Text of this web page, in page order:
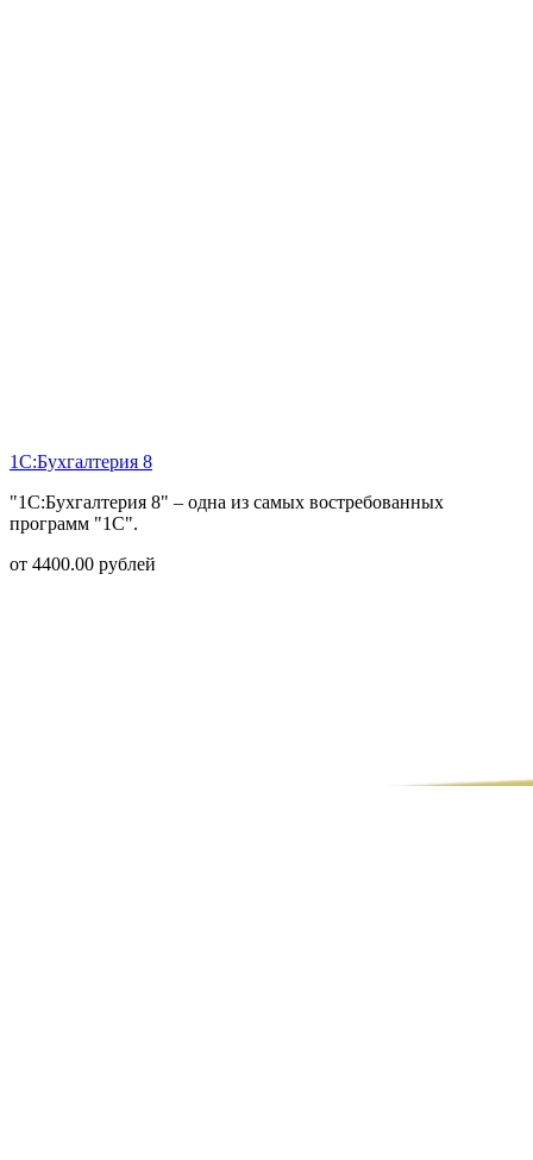
1С:Бухгалтерия 8
"1С:Бухгалтерия 8" – одна из самых востребованных
программ "1С".
от 4400.00 рублей